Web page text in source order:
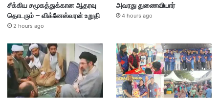
சீக்கிய சமூகத்துக்கான ஆதரவு
தொடரும் – விக்னேஸ்வரன் உறுதி
2 hours ago
அவரது துணைவியார்
4 hours ago